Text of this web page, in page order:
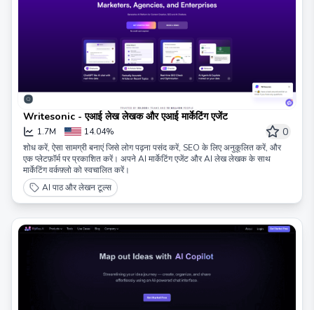
Writesonic - एआई लेख लेखक और एआई मार्केटिंग एजेंट
1.7M 14.04% 0
शोध करें, ऐसा सामग्री बनाएं जिसे लोग पढ़ना पसंद करें, SEO के लिए अनुकूलित करें, और
एक प्लेटफ़ॉर्म पर प्रकाशित करें। अपने AI मार्केटिंग एजेंट और AI लेख लेखक के साथ
मार्केटिंग वर्कफ़्लो को स्वचालित करें।
AI पाठ और लेखन टूल्स